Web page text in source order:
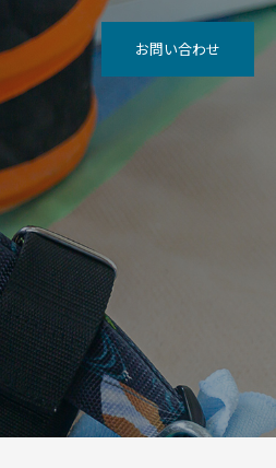
お問い合わせ